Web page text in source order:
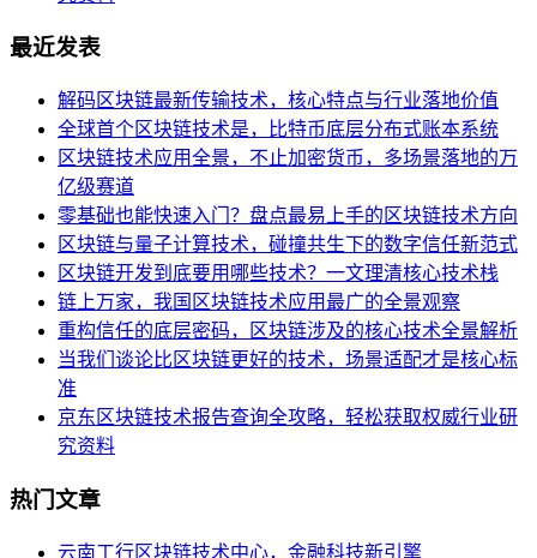
最近发表
解码区块链最新传输技术，核心特点与行业落地价值
全球首个区块链技术是，比特币底层分布式账本系统
区块链技术应用全景，不止加密货币，多场景落地的万
亿级赛道
零基础也能快速入门？盘点最易上手的区块链技术方向
区块链与量子计算技术，碰撞共生下的数字信任新范式
区块链开发到底要用哪些技术？一文理清核心技术栈
链上万家，我国区块链技术应用最广的全景观察
重构信任的底层密码，区块链涉及的核心技术全景解析
当我们谈论比区块链更好的技术，场景适配才是核心标
准
京东区块链技术报告查询全攻略，轻松获取权威行业研
究资料
热门文章
云南工行区块链技术中心，金融科技新引擎